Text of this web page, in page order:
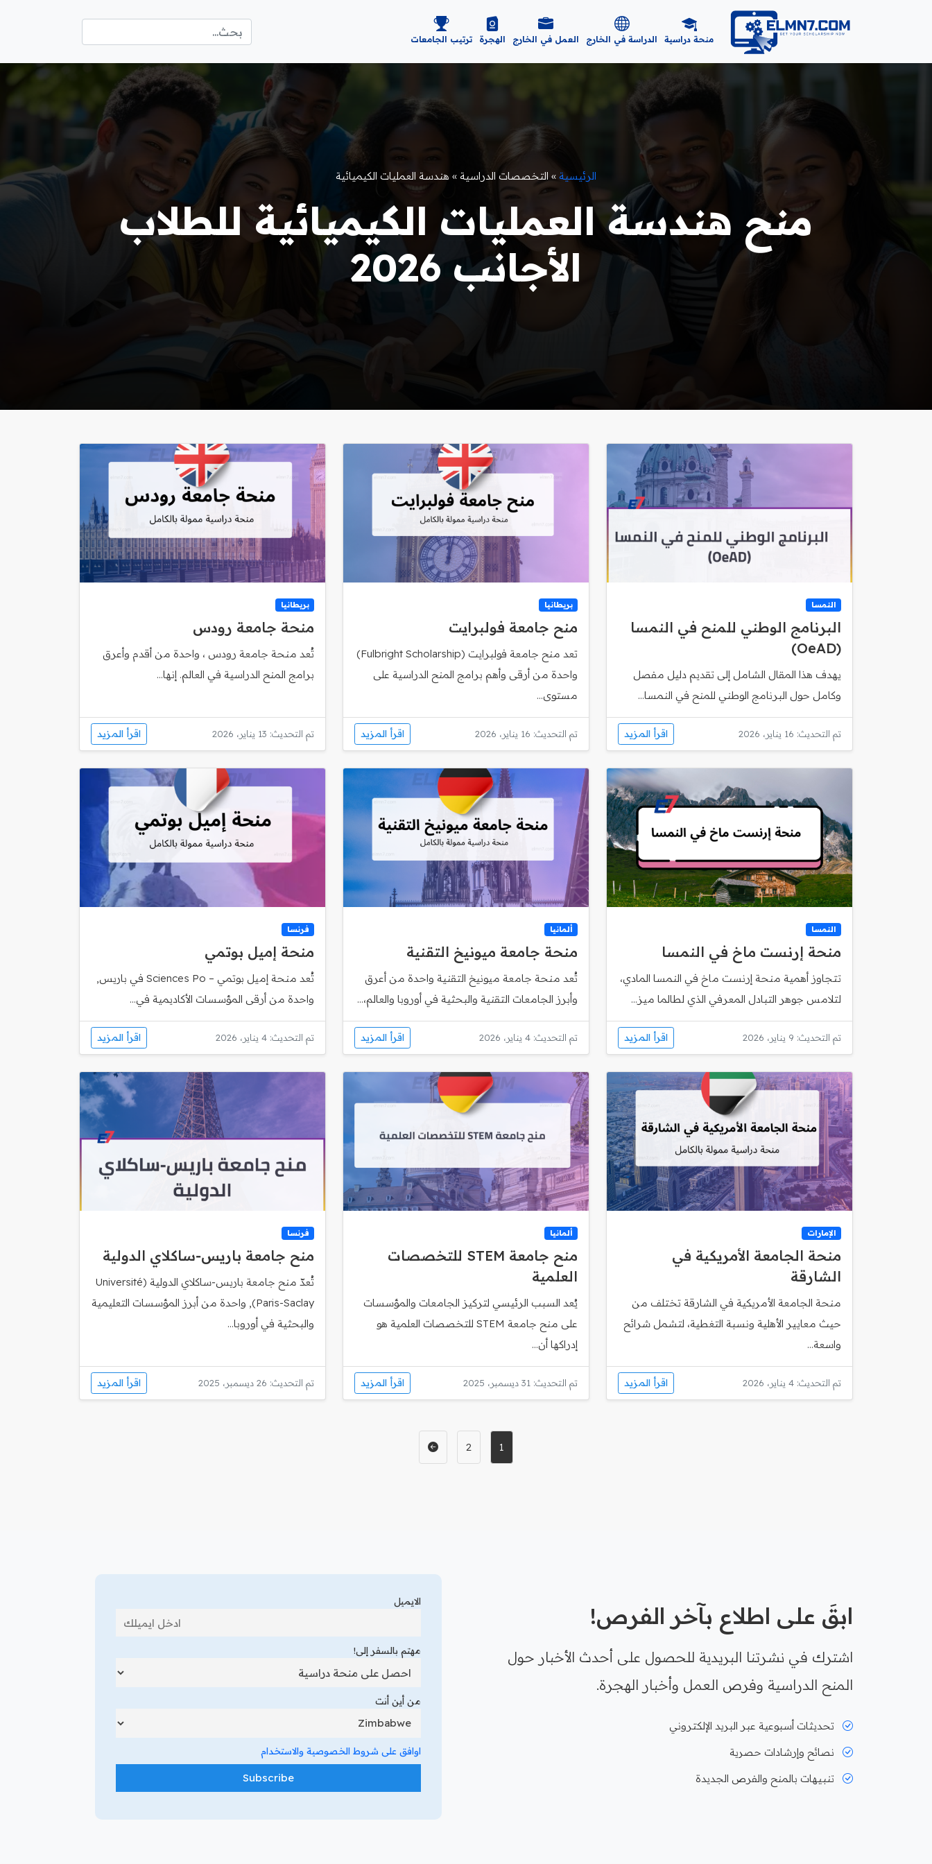
منحة دراسية الدراسة في الخارج العمل في الخارج الهجرة ترتيب الجامعات
الرئيسية » التخصصات الدراسية » هندسة العمليات الكيميائية
منح هندسة العمليات الكيميائية للطلاب
الأجانب 2026
النمسا
البرنامج الوطني للمنح في النمسا
(OeAD)
يهدف هذا المقال الشامل إلى تقديم دليل مفصل
وكامل حول البرنامج الوطني للمنح في النمسا...
تم التحديث: 16 يناير، 2026 اقرأ المزيد
بريطانيا
منح جامعة فولبرايت
تعد منح جامعة فولبرايت (Fulbright Scholarship)
واحدة من أرقى وأهم برامج المنح الدراسية على
مستوى...
تم التحديث: 16 يناير، 2026 اقرأ المزيد
بريطانيا
منحة جامعة رودس
تُعد منحة جامعة رودس ، واحدة من أقدم وأعرق
برامج المنح الدراسية في العالم. إنها...
تم التحديث: 13 يناير، 2026 اقرأ المزيد
النمسا
منحة إرنست ماخ في النمسا
تتجاوز أهمية منحة إرنست ماخ في النمسا المادي،
لتلامس جوهر التبادل المعرفي الذي لطالما ميز...
تم التحديث: 9 يناير، 2026 اقرأ المزيد
ألمانيا
منحة جامعة ميونيخ التقنية
تُعد منحة جامعة ميونيخ التقنية واحدة من أعرق
وأبرز الجامعات التقنية والبحثية في أوروبا والعالم،...
تم التحديث: 4 يناير، 2026 اقرأ المزيد
فرنسا
منحة إميل بوتمي
تُعد منحة إميل بوتمي – Sciences Po في باريس,
واحدة من أرقى المؤسسات الأكاديمية في...
تم التحديث: 4 يناير، 2026 اقرأ المزيد
الإمارات
منحة الجامعة الأمريكية في
الشارقة
منحة الجامعة الأمريكية في الشارقة تختلف من
حيث معايير الأهلية ونسبة التغطية، لتشمل شرائح
واسعة...
تم التحديث: 4 يناير، 2026 اقرأ المزيد
ألمانيا
منح جامعة STEM للتخصصات
العلمية
يُعد السبب الرئيسي لتركيز الجامعات والمؤسسات
على منح جامعة STEM للتخصصات العلمية هو
إدراكها أن...
تم التحديث: 31 ديسمبر، 2025 اقرأ المزيد
فرنسا
منح جامعة باريس‑ساكلاي الدولية
تُعدّ منح جامعة باريس‑ساكلاي الدولية (Université
Paris-Saclay), واحدة من أبرز المؤسسات التعليمية
والبحثية في أوروبا...
تم التحديث: 26 ديسمبر، 2025 اقرأ المزيد
1
2
ابقَ على اطلاع بآخر الفرص!
اشترك في نشرتنا البريدية للحصول على أحدث الأخبار حول
المنح الدراسية وفرص العمل وأخبار الهجرة.
تحديثات أسبوعية عبر البريد الإلكتروني
نصائح وإرشادات حصرية
تنبيهات بالمنح والفرص الجديدة
الايميل
مهتم بالسفر إلى!
من أين أنت
اوافق على شروط الخصوصية والاستخدام